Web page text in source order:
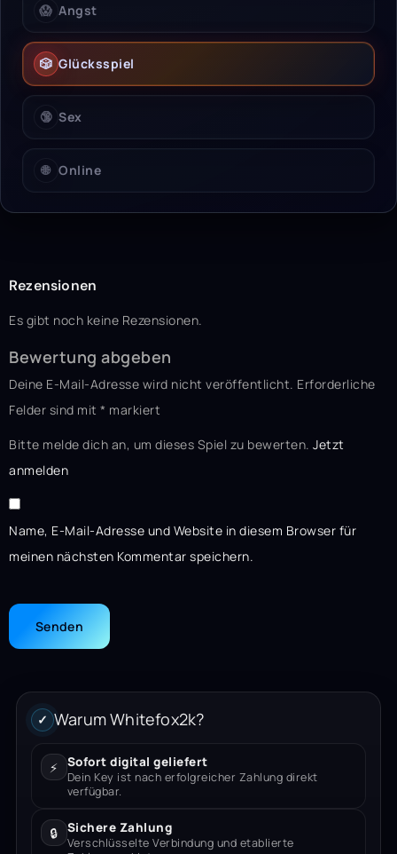
😱 Angst
🎲 Glücksspiel
🔞 Sex
🌐 Online
Rezensionen
Es gibt noch keine Rezensionen.
Bewertung abgeben
Deine E-Mail-Adresse wird nicht veröffentlicht. Erforderliche
Felder sind mit * markiert
Bitte melde dich an, um dieses Spiel zu bewerten. Jetzt
anmelden
Name, E-Mail-Adresse und Website in diesem Browser für
meinen nächsten Kommentar speichern.
✓ Warum Whitefox2k?
⚡ Sofort digital geliefert
Dein Key ist nach erfolgreicher Zahlung direkt
verfügbar.
🔒 Sichere Zahlung
Verschlüsselte Verbindung und etablierte